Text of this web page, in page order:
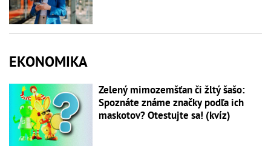
EKONOMIKA
Zelený mimozemšťan či žltý šašo:
Spoznáte známe značky podľa ich
maskotov? Otestujte sa! (kvíz)